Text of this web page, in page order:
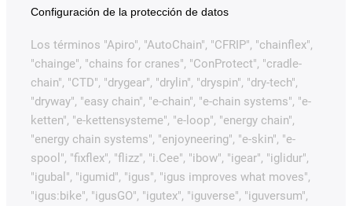
Configuración de la protección de datos
Los términos "Apiro", "AutoChain", "CFRIP", "chainflex",
"chainge", "chains for cranes", "ConProtect", "cradle-
chain", "CTD", "drygear", "drylin", "dryspin", "dry-tech",
"dryway", "easy chain", "e-chain", "e-chain systems", "e-
ketten", "e-kettensysteme", "e-loop", "energy chain",
"energy chain systems", "enjoyneering", "e-skin", "e-
spool", "fixflex", "flizz", "i.Cee", "ibow", "igear", "iglidur",
"igubal", "igumid", "igus", "igus improves what moves",
"igus:bike", "igusGO", "igutex", "iguverse", "iguversum",